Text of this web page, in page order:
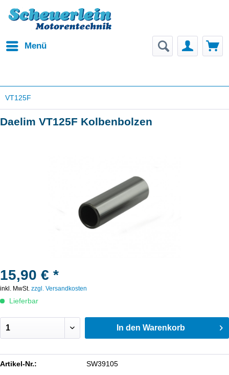
Menü
VT125F
Daelim VT125F Kolbenbolzen
15,90 € *
inkl. MwSt. zzgl. Versandkosten
Lieferbar
In den Warenkorb
Artikel-Nr.: SW39105